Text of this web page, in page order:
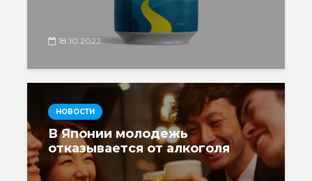
18.10.2022
НОВОСТИ
В Японии молодежь
отказывается от алкоголя